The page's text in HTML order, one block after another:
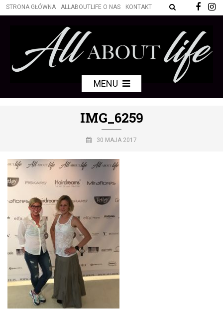
STRONA GŁÓWNA ALLABOUTLIFE O NAS KONTAKT
MENU
IMG_6259
30 MAJA 2017